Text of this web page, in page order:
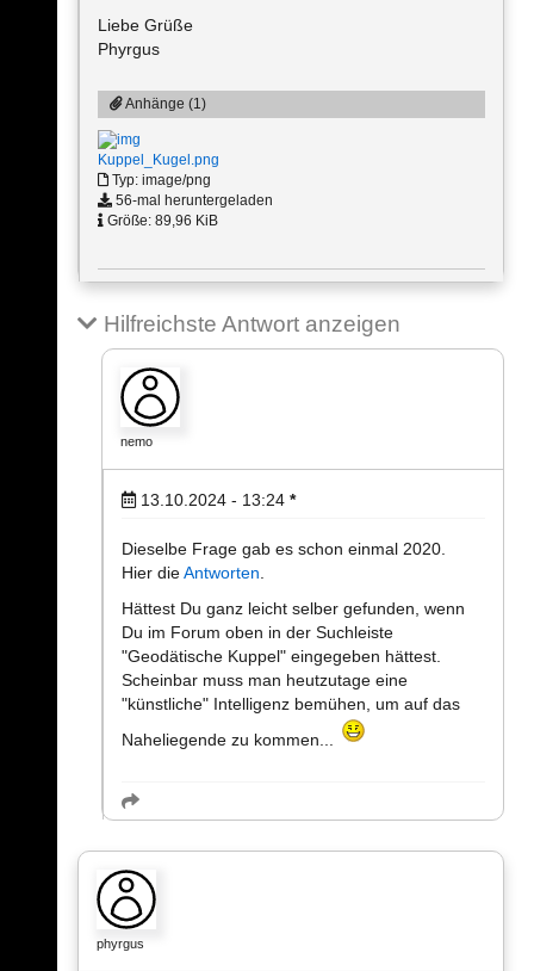
Liebe Grüße
Phyrgus
Anhänge (1)
Kuppel_Kugel.png
Typ: image/png
56-mal heruntergeladen
Größe: 89,96 KiB
Hilfreichste Antwort anzeigen
nemo
13.10.2024 - 13:24 *
Dieselbe Frage gab es schon einmal 2020.
Hier dieAntworten.
Hättest Du ganz leicht selber gefunden, wenn
Du im Forum oben in der Suchleiste
"Geodätische Kuppel" eingegeben hättest.
Scheinbar muss man heutzutage eine
"künstliche" Intelligenz bemühen, um auf das
Naheliegende zu kommen...
phyrgus